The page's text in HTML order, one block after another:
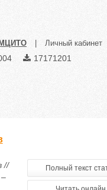
Личный кабинет
17171201
//
Полный текст